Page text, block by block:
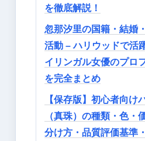
を徹底解説！
忽那汐里の国籍・結婚
活動 – ハリウッドで活
イリンガル女優のプロ
を完全まとめ
【保存版】初心者向け
（真珠）の種類・色・
分け方・品質評価基準